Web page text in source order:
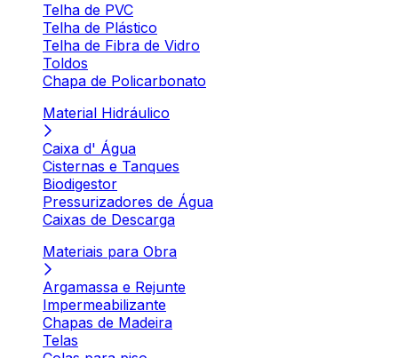
Telha de PVC
Telha de Plástico
Telha de Fibra de Vidro
Toldos
Chapa de Policarbonato
Material Hidráulico
Caixa d' Água
Cisternas e Tanques
Biodigestor
Pressurizadores de Água
Caixas de Descarga
Materiais para Obra
Argamassa e Rejunte
Impermeabilizante
Chapas de Madeira
Telas